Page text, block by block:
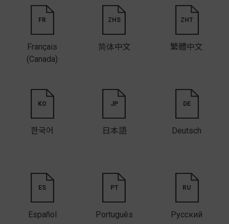
FR
Français
(Canada)
ZHS
简体中文
ZHT
繁體中文
KO
한국어
JP
日本語
DE
Deutsch
ES
Español
PT
Português
RU
Русский